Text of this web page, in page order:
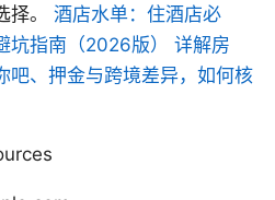
择。 酒店水单：住酒店必
坑指南（2026版） 详解房
吧、押金与跨境差异，如何核